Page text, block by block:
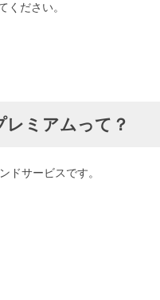
ください。
レミアムって？
ドサービスです。